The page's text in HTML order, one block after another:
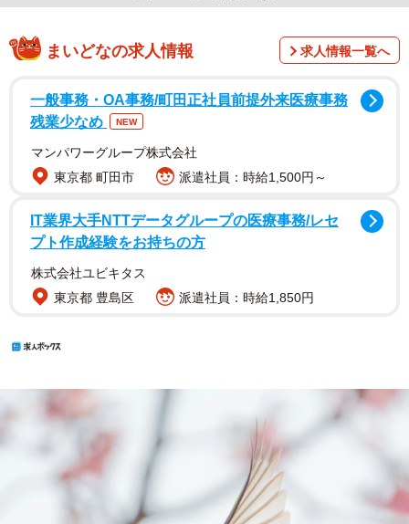
まいどなの求人情報 求人情報一覧へ
一般事務・OA事務/町田正社員前提外来医療事務
残業少なめ
NEW
マンパワーグループ株式会社
東京都 町田市
派遣社員：時給1,500円～
IT業界大手NTTデータグループの医療事務/レセ
プト作成経験をお持ちの方
株式会社ユビキタス
東京都 豊島区
派遣社員：時給1,850円